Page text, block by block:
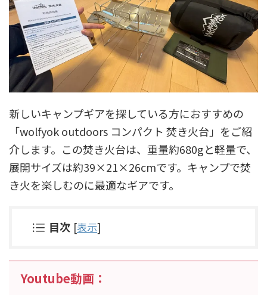
新しいキャンプギアを探している方におすすめの
「wolfyok outdoors コンパクト 焚き火台」をご紹
介します。この焚き火台は、重量約680gと軽量で、
展開サイズは約39×21×26cmです。キャンプで焚
き火を楽しむのに最適なギアです。
目次 [表示]
Youtube動画：